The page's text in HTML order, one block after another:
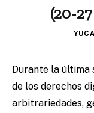
(20-
Durante la última
de los derechos
arbitrariedades,